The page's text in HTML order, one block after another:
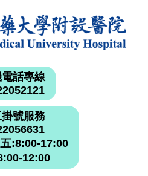
話專線
掛號服務
:8:00-17:00
12:00